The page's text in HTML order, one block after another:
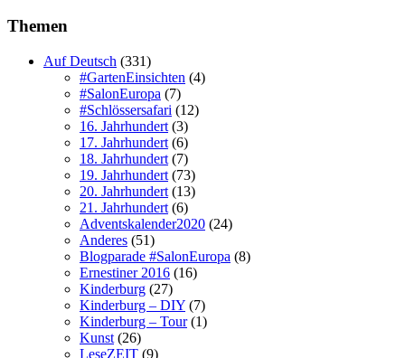
Themen
Auf Deutsch (331)
#GartenEinsichten (4)
#SalonEuropa (7)
#Schlössersafari (12)
16. Jahrhundert (3)
17. Jahrhundert (6)
18. Jahrhundert (7)
19. Jahrhundert (73)
20. Jahrhundert (13)
21. Jahrhundert (6)
Adventskalender2020 (24)
Anderes (51)
Blogparade #SalonEuropa (8)
Ernestiner 2016 (16)
Kinderburg (27)
Kinderburg – DIY (7)
Kinderburg – Tour(1)
Kunst (26)
LeseZEIT (9)